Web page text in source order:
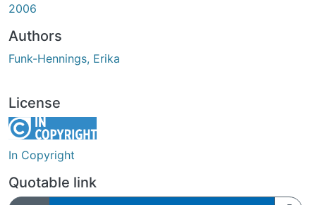
2006
Authors
Funk-Hennings, Erika
License
In Copyright
Quotable link